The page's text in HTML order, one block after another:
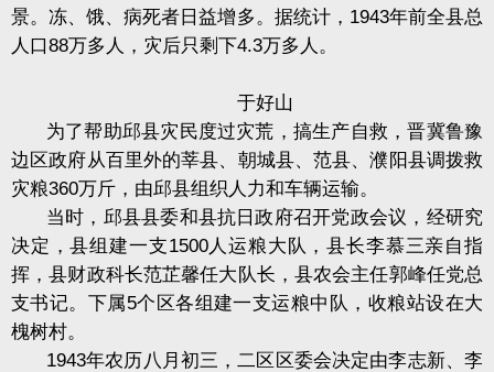
景。冻、饿、病死者日益增多。据统计，1943年前全县总
人口88万多人，灾后只剩下4.3万多人。
于好山
为了帮助邱县灾民度过灾荒，搞生产自救，晋冀鲁豫
边区政府从百里外的莘县、朝城县、范县、濮阳县调拨救
灾粮360万斤，由邱县组织人力和车辆运输。
当时，邱县县委和县抗日政府召开党政会议，经研究
决定，县组建一支1500人运粮大队，县长李慕三亲自指
挥，县财政科长范芷馨任大队长，县农会主任郭峰任党总
支书记。下属5个区各组建一支运粮中队，收粮站设在大
槐树村。
1943年农历八月初三，二区区委会决定由李志新、李